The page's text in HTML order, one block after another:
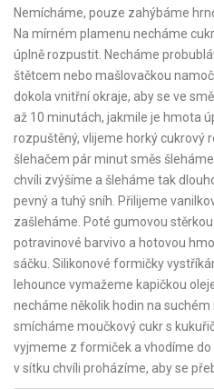
Nemícháme, pouze zahýbáme
Na mírném plamenu necháme
úplně rozpustit. Necháme
štětcem nebo mašlovačkou
dokola vnitřní okraje, aby se ve
až 10 minutách, jakmile je hmota
rozpuštěný, vlijeme horký cukrový
šlehačem pár minut směs
chvíli zvýšíme a šleháme tak
pevný a tuhý sníh. Přilijeme
zašleháme. Poté gumovou
potravinové barvivo a hotovou
sáčku. Silikonové formičky
lehounce vymažeme kapičkou
necháme několik hodin na
smícháme moučkový cukr s
vyjmeme z formiček a vhodíme do
v sítku chvíli proházíme, aby se